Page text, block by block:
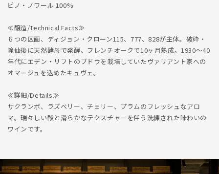
ピノ・ノワール 100%
≪醸造/Technical Facts≫
６つの区画、ディジョン・クローン115、777、828が主体。破砕・
除伷後に天然酵母で発酵、フレンチオークで10ヶ月熟成。1930～40
年代にエデン・リフトのブドウを栽培していたヴァリアント家への
オマージュを込めたキュヴェ。
≪詳細/Details≫
サクランボ、ラズベリー、チェリー、プラムのフレッシュなアロ
マ。瑞々しい酸と滑らかなテクスチャーを伴う洗練された味わいの
ワインです。